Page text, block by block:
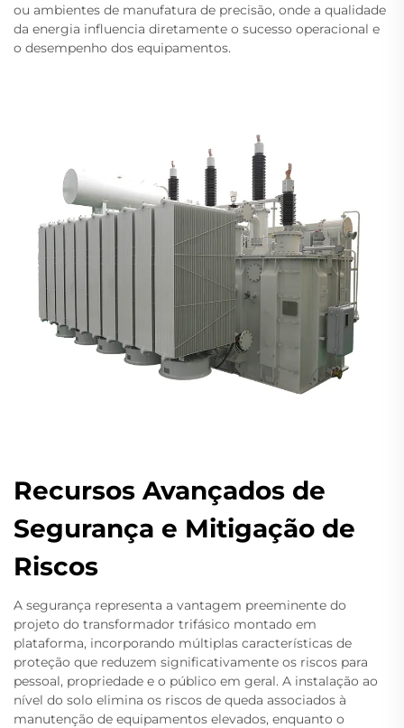
ou ambientes de manufatura de precisão, onde a qualidade
da energia influencia diretamente o sucesso operacional e
o desempenho dos equipamentos.
Recursos Avançados de
Segurança e Mitigação de
Riscos
A segurança representa a vantagem preeminente do
projeto do transformador trifásico montado em
plataforma, incorporando múltiplas características de
proteção que reduzem significativamente os riscos para
pessoal, propriedade e o público em geral. A instalação ao
nível do solo elimina os riscos de queda associados à
manutenção de equipamentos elevados, enquanto o